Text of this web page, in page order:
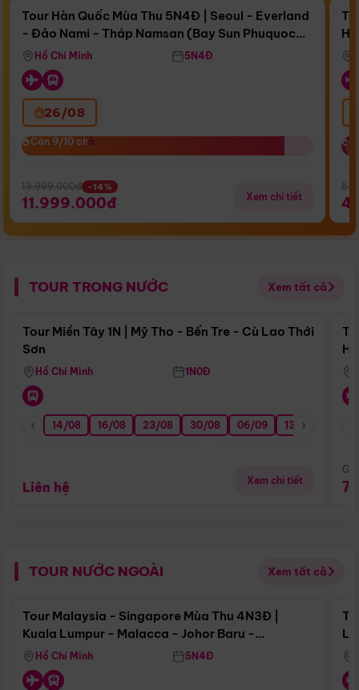
Còn17 ngày 09:51:49
Bay Sun Phuquoc Airways
Tour Hàn Quốc Mùa Thu 5N4Đ | Seoul - Everland
- Đảo Nami - Tháp Namsan (Bay Sun Phuquoc
Airways)
Hồ Chí Minh 5N4Đ
26/08
Còn 9/10 chỗ
Còn 9/10 chỗ
13.999.000đ -14%
11.999.000đ Xem chi tiết
TOUR TRONG NƯỚC Xem tất cả
Điểm nổi bật
Tour Miền Tây 1N | Mỹ Tho - Bến Tre - Cù Lao Thới
Sơn
Hồ Chí Minh 1N0Đ
14/08 16/08 23/08 30/08 06/09 13/09
Liên hệ Xem chi tiết
TOUR NƯỚC NGOÀI Xem tất cả
Điểm nổi bật
Tour Malaysia - Singapore Mùa Thu 4N3Đ |
Kuala Lumpur - Malacca - Johor Baru -
Singapore
Hồ Chí Minh 5N4Đ